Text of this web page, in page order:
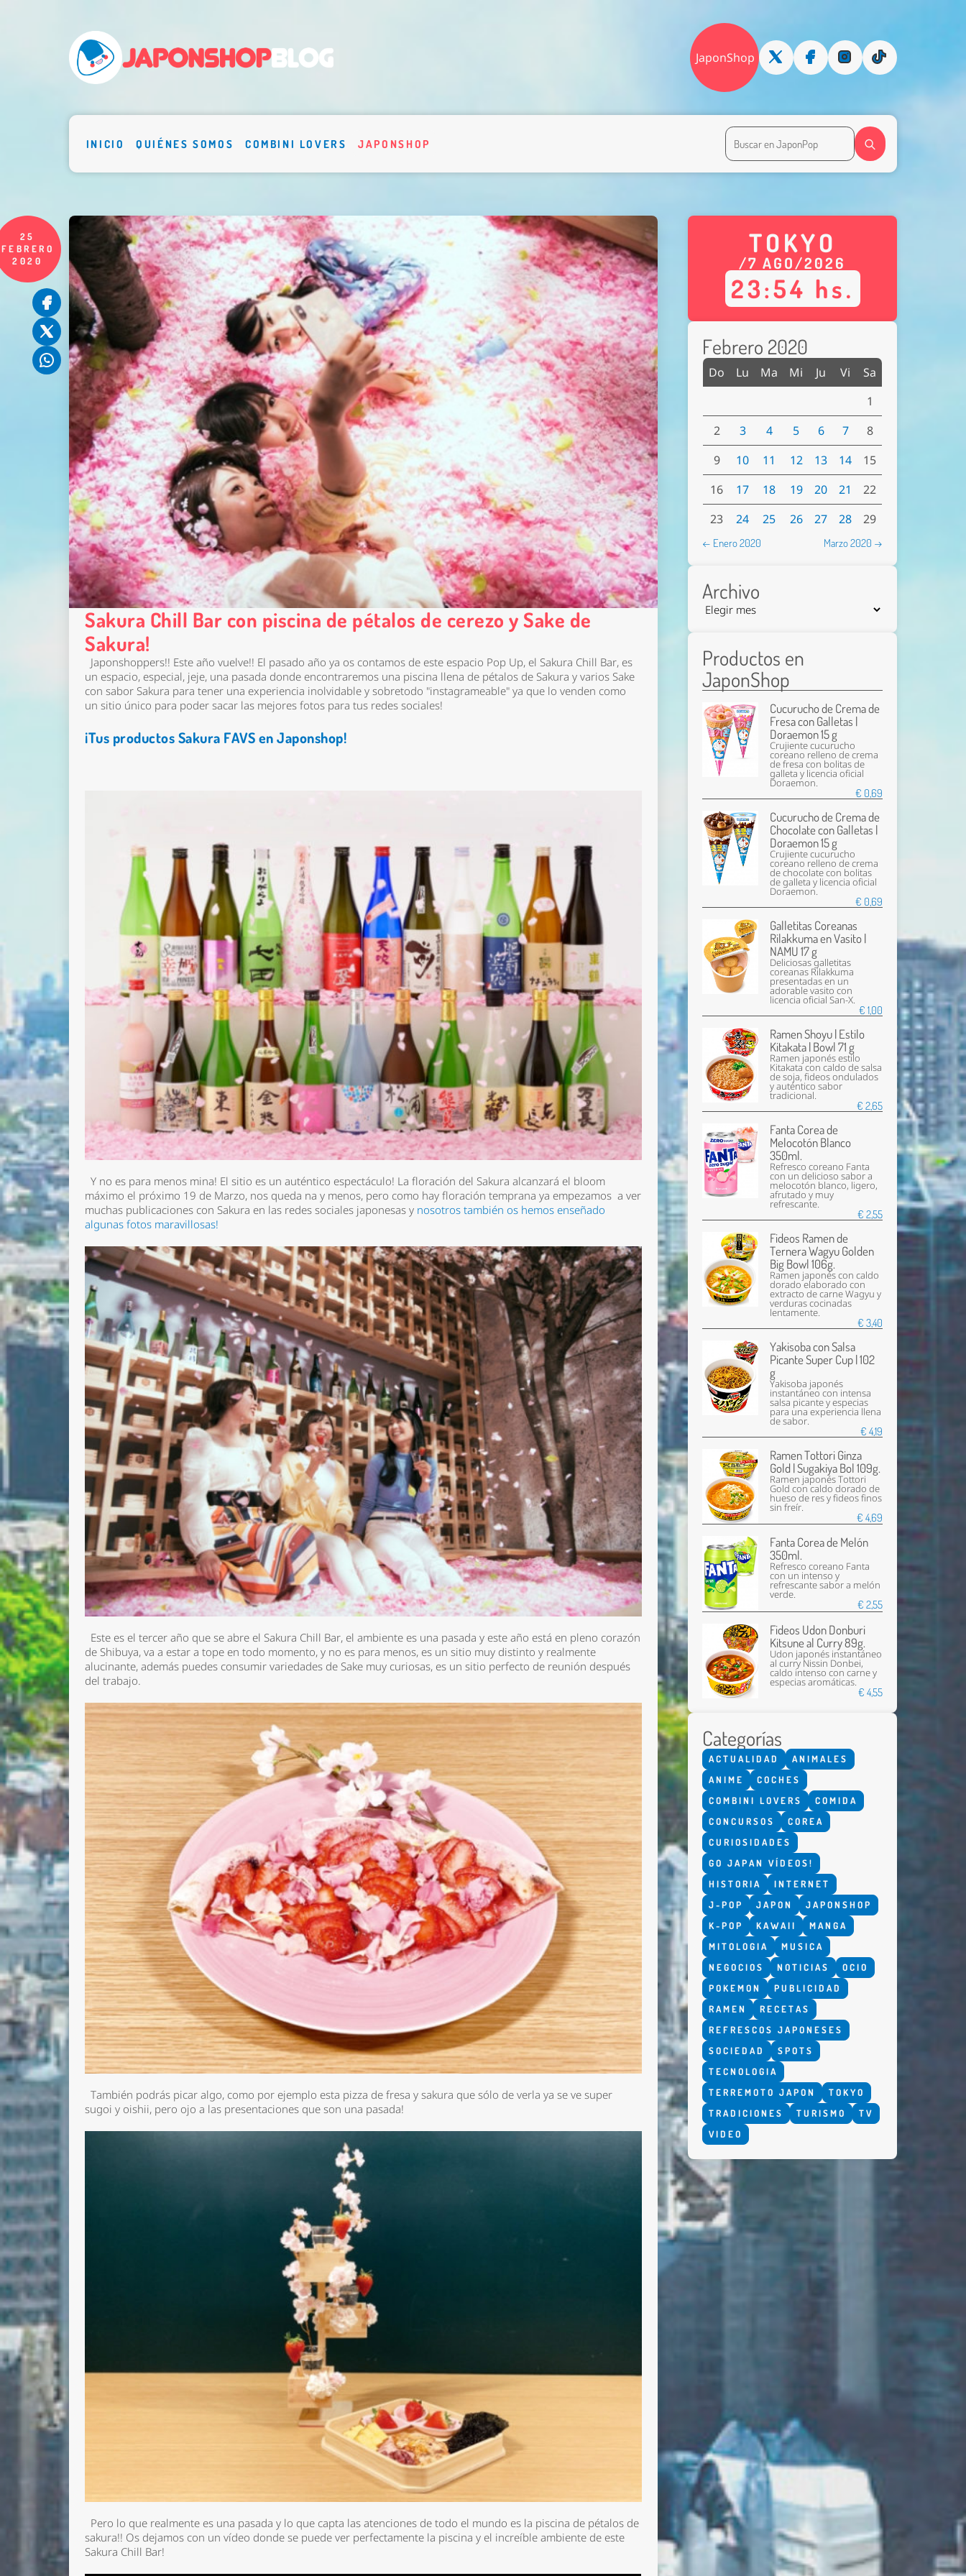
JaponShop
INICIO QUIÉNES SOMOS COMBINI LOVERS JAPONSHOP
25
FEBRERO
2020
Sakura Chill Bar con piscina de pétalos de cerezo y Sake de
Sakura!
Japonshoppers!! Este año vuelve!! El pasado año ya os contamos de este espacio Pop Up, el Sakura Chill Bar, es
un espacio, especial, jeje, una pasada donde encontraremos una piscina llena de pétalos de Sakuray varios Sake
con sabor Sakura para tener una experiencia inolvidable y sobretodo "instagrameable" ya que lo venden como
un sitio único para poder sacar las mejores fotos para tus redes sociales!
¡Tus productos Sakura FAVS en Japonshop!
Y no es para menos mina! El sitio es un auténtico espectáculo! La floración del Sakura alcanzará el bloom
máximo el próximo 19 de Marzo, nos queda na y menos, pero como hay floración temprana ya empezamos a ver
muchas publicaciones con Sakura en las redes sociales japonesas y nosotros también os hemos enseñado
algunas fotos maravillosas!
Este es el tercer año que se abre el Sakura Chill Bar, el ambiente es una pasada y este año está en pleno corazón
de Shibuya, va a estar a tope en todo momento, y no es para menos, es un sitio muy distinto y realmente
alucinante, además puedes consumir variedades de Sake muy curiosas, es un sitio perfecto de reunión después
del trabajo.
También podrás picar algo, como por ejemplo esta pizza de fresa y sakura que sólo de verla ya se ve super
sugoi y oishii, pero ojo a las presentaciones que son una pasada!
Pero lo que realmente es una pasada y lo que capta las atenciones de todo el mundo es la piscina de pétalos de
sakura!! Os dejamos con un vídeo donde se puede ver perfectamente la piscina y el increíble ambiente de este
Sakura Chill Bar!
TOKYO
/7 AGO/2026
23:54 hs.
Febrero 2020
Do Lu Ma Mi Ju Vi
Sa
1
2
3 4 5 6 7
8
9
10 11 12 13 14
15
16
17 18 19 20 21
22
23
24 25 26 27 28 29
← Enero 2020 Marzo 2020 →
Archivo
Productos en
JaponShop
Cucurucho de Crema de
Fresa con Galletas |
Doraemon 15 g
Crujiente cucurucho
coreano relleno de crema
de fresa con bolitas de
galleta y licencia oficial
Doraemon.
€ 0,69
Cucurucho de Crema de
Chocolate con Galletas |
Doraemon 15 g
Crujiente cucurucho
coreano relleno de crema
de chocolate con bolitas
de galleta y licencia oficial
Doraemon.
€ 0,69
Galletitas Coreanas
Rilakkuma en Vasito |
NAMU 17 g
Deliciosas galletitas
coreanas Rilakkuma
presentadas en un
adorable vasito con
licencia oficial San-X.
€ 1,00
Ramen Shoyu | Estilo
Kitakata | Bowl 71 g
Ramen japonés estilo
Kitakata con caldo de salsa
de soja, fideos ondulados
y auténtico sabor
tradicional.
€ 2,65
Fanta Corea de
Melocotón Blanco
350ml.
Refresco coreano Fanta
con un delicioso sabor a
melocotón blanco, ligero,
afrutado y muy
refrescante.
€ 2,55
Fideos Ramen de
Ternera Wagyu Golden
Big Bowl 106g.
Ramen japonés con caldo
dorado elaborado con
extracto de carne Wagyu y
verduras cocinadas
lentamente.
€ 3,40
Yakisoba con Salsa
Picante Super Cup | 102
g
Yakisoba japonés
instantáneo con intensa
salsa picante y especias
para una experiencia llena
de sabor.
€ 4,19
Ramen Tottori Ginza
Gold | Sugakiya Bol 109g.
Ramen japonés Tottori
Gold con caldo dorado de
hueso de res y fideos finos
sin freír.
€ 4,69
Fanta Corea de Melón
350ml.
Refresco coreano Fanta
con un intenso y
refrescante sabor a melón
verde.
€ 2,55
Fideos Udon Donburi
Kitsune al Curry 89g.
Udon japonés instantáneo
al curry Nissin Donbei,
caldo intenso con carne y
especias aromáticas.
€ 4,55
Categorías
ACTUALIDAD
ANIMALES
ANIME
COCHES
COMBINI LOVERS
COMIDA
CONCURSOS
COREA
CURIOSIDADES
GO JAPAN VÍDEOS!
HISTORIA
INTERNET
J-POP
JAPON
JAPONSHOP
K-POP
KAWAII
MANGA
MITOLOGIA
MUSICA
NEGOCIOS
NOTICIAS
OCIO
POKEMON
PUBLICIDAD
RAMEN
RECETAS
REFRESCOS JAPONESES
SOCIEDAD
SPOTS
TECNOLOGIA
TERREMOTO JAPON
TOKYO
TRADICIONES
TURISMO
TV
VIDEO
Nombre *
Email *
Comentario *
Enviar